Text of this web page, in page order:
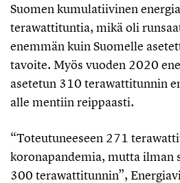
Suomen kumulatiivinen
terawattituntia, mikä oli
enemmän kuin Suomelle
tavoite. Myös vuoden 2020
asetetun 310 terawattitunnin
alle mentiin reippaasti.
“Toteutuneeseen 271
koronapandemia, mutta ilman
300 terawattitunnin”,